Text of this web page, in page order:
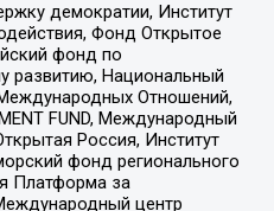
демократии, Институт
Фонд Открытое
фонд по
развитию, Национальный
Отношений,
FUND, Международный
Россия, Институт
фонд регионального
Платформа за
центр